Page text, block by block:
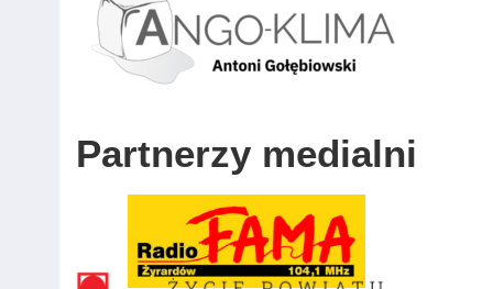
Partnerzy medialni